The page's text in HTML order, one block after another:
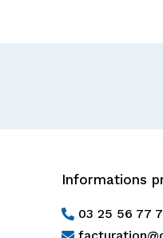
Informations
 03 25 56 77
